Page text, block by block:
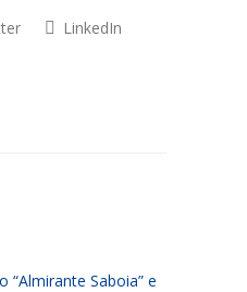
LinkedIn
“Almirante Saboia” e